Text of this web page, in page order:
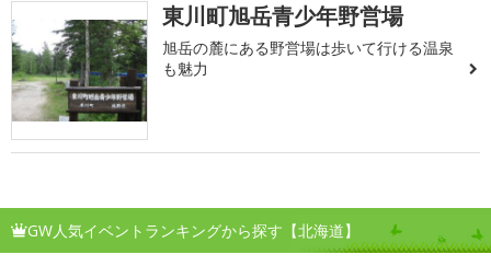
東川町旭岳青少年野営場
旭岳の麓にある野営場は歩いて行ける温泉
も魅力
GW人気イベントランキングから探す【北海道】